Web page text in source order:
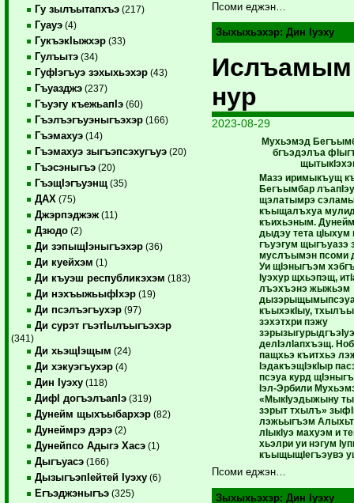
Гу зылъытапхъэ (217)
Гуауэ (4)
ГукъэкIыжхэр (33)
Гулъытэ (34)
ГуфIэгъуэ зэхыхьэхэр (43)
Гъуазджэ (237)
Гъуэгу къежьапIэ (60)
Гъэлъэгъуэныгъэхэр (166)
Гъэмахуэ (14)
Гъэмахуэ зыгъэпсэхугъуэ (20)
Гъэсэныгъэ (20)
ГъэщIэгъуэнщ (35)
ДАХ (75)
Джэрпэджэж (11)
Дзюдо (2)
Ди зэпыщIэныгъэхэр (36)
Ди куейхэм (1)
Ди къуэш республикэхэм (183)
Ди нэхъыжьыфIхэр (19)
Ди псэлъэгъухэр (97)
Ди сурэт гъэтIылъыгъэхэр
(341)
Ди хьэщIэщым (24)
Ди хэкуэгъухэр (4)
Дин Iуэху (118)
ДифI догъэлъапIэ (319)
Дунейм щыхъыбархэр (82)
Дунеймрэ дэрэ (2)
Дунейпсо Адыгэ Хасэ (1)
Дыгъуасэ (166)
ДызыгъэпIейтей Iуэху (6)
Егъэджэныгъэ (325)
Псоми еджэн…
Зыхыхьэхэр: Дин Iуэху
нур
2023-08-29
Мухьэмэд
бгъэдэлъа
Мазэ иримыкъущ
Бегъымбар лъапIэу
щэлатымрэ
къыщалъхуа
къихьэным.
дыдэу тета цIыхум
гъуэгум
муслъымэн псоми
Уи щIэныгъэм
Iуэхур щхьэпэщ,
лъэхъэнэ жыжьэм
къыхэкIыу,
зэхэтхри пэжу
делIэлIапхъэщ.
пащхьэ къитхьэ
IэдакъэщIэкIыр
псэуа курд
Iэл-Эрбили
«МыкIуэдыжыну
зэрыт тхылъ»
лэжьыгъэм
лIыкIуэ махуэм и
хьэлри уи нэгум
къыщыщIегъэувэ
Псоми еджэн…
Зыхыхьэхэр: Дин Iуэху